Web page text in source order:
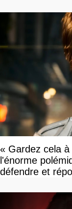
« Gardez cela
l'énorme
défendre et